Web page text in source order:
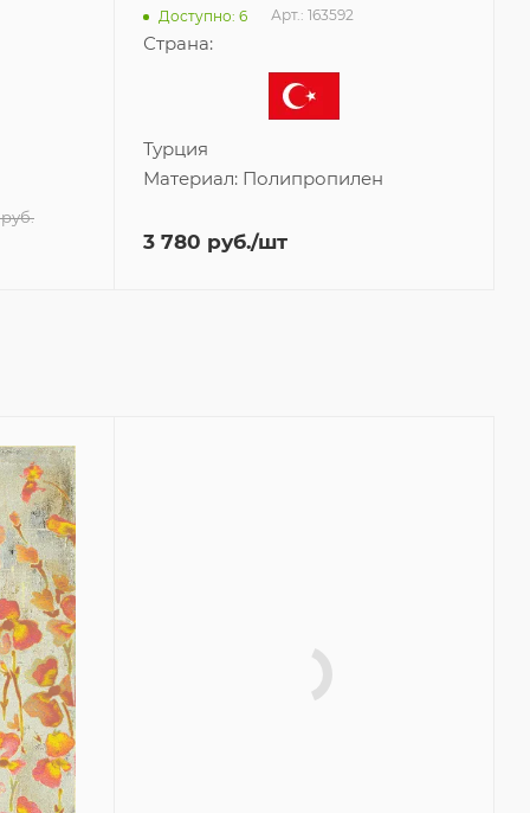
Доступно: 6 Арт.: 163592
Страна:
Турция
Материал: Полипропилен
3 780 руб./шт